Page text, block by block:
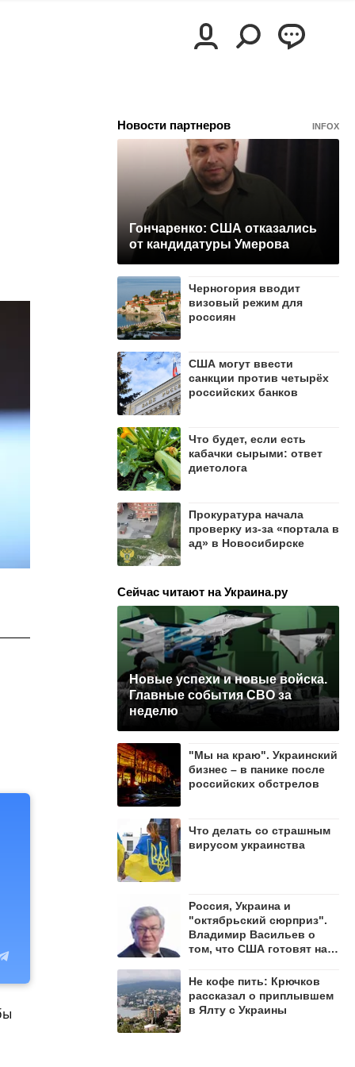
Новости партнеров INFOX
Гончаренко: США отказались
от кандидатуры Умерова
Черногория вводит
визовый режим для
россиян
США могут ввести
санкции против четырёх
российских банков
Что будет, если есть
кабачки сырыми: ответ
диетолога
Прокуратура начала
проверку из-за «портала в
ад» в Новосибирске
Сейчас читают на Украина.ру
Новые успехи и новые войска.
Главные события СВО за
неделю
"Мы на краю". Украинский
бизнес – в панике после
российских обстрелов
Что делать со страшным
вирусом украинства
Россия, Украина и
"октябрьский сюрприз".
Владимир Васильев о
том, что США готовят на
Не кофе пить: Крючков
рассказал о приплывшем
в Ялту с Украины